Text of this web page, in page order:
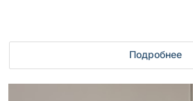
Подробнее